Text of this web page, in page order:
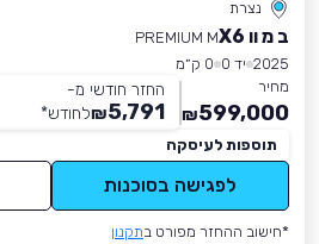
נצרת
ב מ וו X6
PREMIUM M
2025 יד 0
0 ק״מ
מחיר
599,000
₪
החזר חודשי מ-
5,791
₪לחודש*
תוספות לעיסקה
לפגישה בסוכנות
*חישוב ההחזר מפורט בתקנון